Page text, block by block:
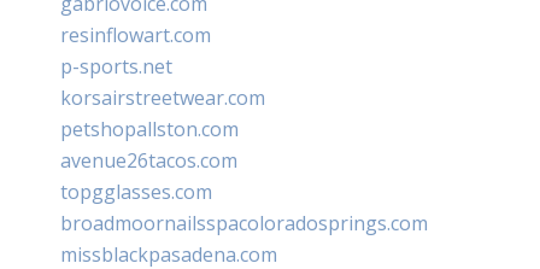
resinflowart.com
p-sports.net
korsairstreetwear.com
petshopallston.com
avenue26tacos.com
topgglasses.com
broadmoornailsspacoloradosprings.com
missblackpasadena.com